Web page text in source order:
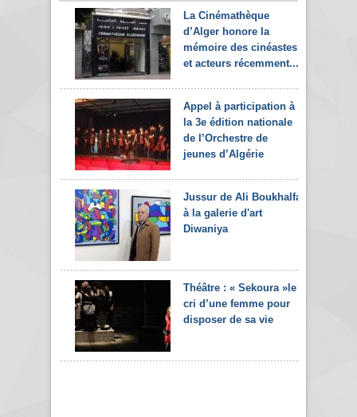
La Cinémathèque
d’Alger honore la
mémoire des cinéastes
et acteurs récemment...
Appel à participation à
la 3e édition nationale
de l’Orchestre de
jeunes d’Algérie
Jussur de Ali Boukhalfa
à la galerie d'art
Diwaniya
Théâtre : « Sekoura »le
cri d’une femme pour
disposer de sa vie